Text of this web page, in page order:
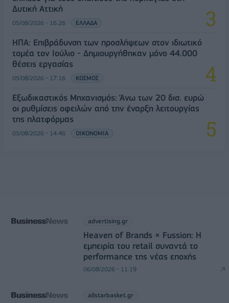
Δυτική Αττική
05/08/2026 - 16:26 ΕΛΛΑΔΑ
ΗΠΑ: Επιβράδυνση των προσλήψεων στον ιδιωτικό
τομέα τον Ιούλιο - Δημιουργήθηκαν μόνο 44.000
θέσεις εργασίας
05/08/2026 - 17:16 ΚΟΣΜΟΣ
Εξωδικαστικός Μηχανισμός: Άνω των 20 δισ. ευρώ
οι ρυθμίσεις οφειλών από την έναρξη λειτουργίας
της πλατφόρμας
05/08/2026 - 14:46 ΟΙΚΟΝΟΜΙΑ
advertising.gr
Heaven of Brands × Fussion: Η
εμπειρία του retail συναντά το
performance της νέας εποχής
06/08/2026 - 11:19
allstarbasket.gr